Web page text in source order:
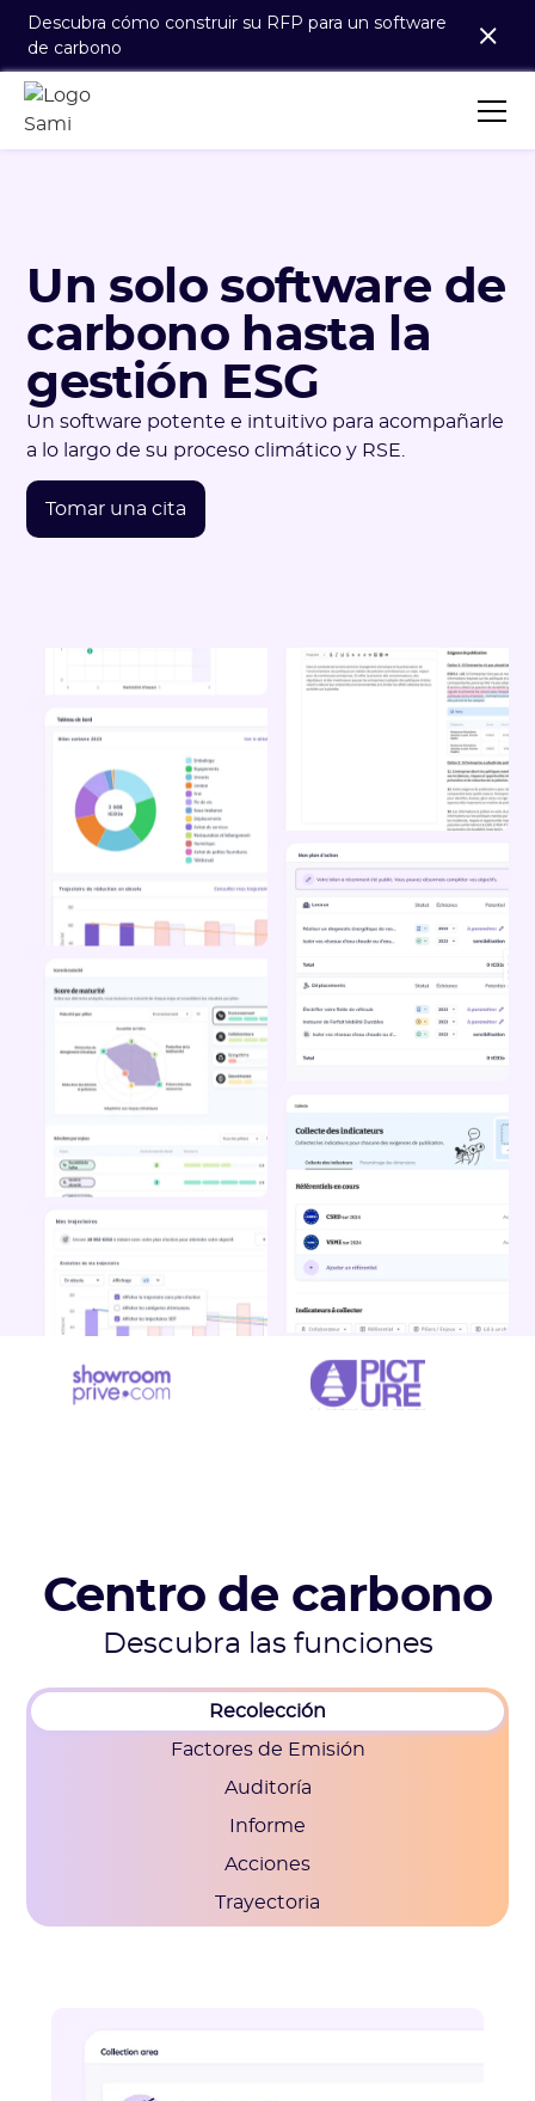
Descubra cómo construir su RFP para un software
de carbono
Un solo software de
carbono hasta la
gestión ESG
Un software potente e intuitivo para acompañarle
a lo largo de su proceso climático y RSE.
Tomar una cita
Centro de carbono
Descubra las funciones
Recolección
Factores de Emisión
Auditoría
Informe
Acciones
Trayectoria